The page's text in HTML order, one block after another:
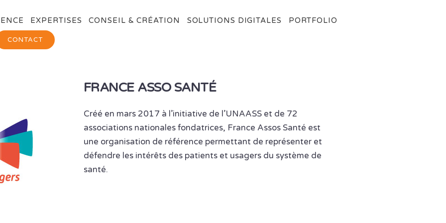
EXPERTISES CONSEIL & CRÉATION SOLUTIONS DIGITALES PORTFOLIO
CONTACT
FRANCE ASSO SANTÉ
Créé en mars 2017 à l’initiative de l’UNAASS et de 72
associations nationales fondatrices, France Assos Santé est
une organisation de référence permettant de représenter et
défendre les intérêts des patients et usagers du système de
santé.